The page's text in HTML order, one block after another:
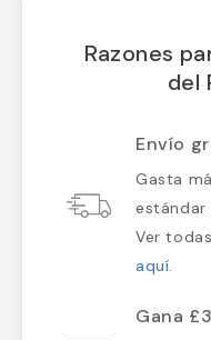
Razones
del
Envío
Gasta
estándar
Ver
aquí.
Gana